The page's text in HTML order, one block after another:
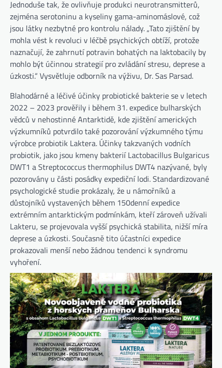
Jednoduše tak, že ovlivňuje produkci neurotransmitterů,
zejména serotoninu a kyseliny gama-aminomáslové, což
jsou látky nezbytné pro kontrolu nálady. „Tato zjištění by
mohla vést k revoluci v léčbě psychických obtíží, protože
naznačují, že zahrnutí potravin bohatých na laktobacily by
mohlo být účinnou strategií pro zvládání stresu, deprese a
úzkosti.“ Vysvětluje odborník na výživu, Dr. Sas Parsad.
Blahodárné a léčivé účinky probiotické bakterie se v letech
2022 – 2023 prověřily i během 31. expedice bulharských
vědců v nehostinné Antarktidě, kde zjištění amerických
výzkumníků potvrdilo také pozorování výzkumného týmu
výrobce probiotik Laktera. Účinky takzvaných vodních
probiotik, jako jsou kmeny bakterií Lactobacillus Bulgaricus
DWT1 a Streptococcus thermophilus DWT4 nazývané, byly
pozorovány u části posádky expediční lodi. Standardizované
psychologické studie prokázaly, že u námořníků a
důstojníků vystavených během 150denní expedice
extrémním antarktickým podmínkám, kteří zároveň užívali
Lakteru, se projevovala vyšší psychická stabilita, nižší míra
deprese a úzkosti. Současně tito účastníci expedice
prokazovali menší nebo žádnou tendenci k syndromu
vyhoření.